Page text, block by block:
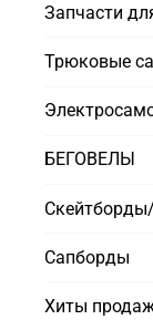
Запчасти
Трюковые
БЕГОВЕЛЫ
Сапборды
Хиты